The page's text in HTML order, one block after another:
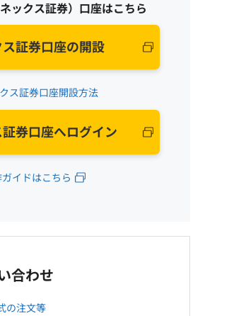
ックス証券）口座はこちら
証券口座の開設
ス証券口座開設方法
券口座へログイン
イドはこちら
合わせ
の注文等